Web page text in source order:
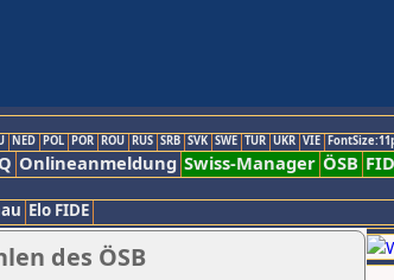
NED POL POR ROU RUS SRB SVK SWE TUR UKR VIE
Onlineanmeldung Swiss-Manager ÖSB
Elo FIDE
des ÖSB